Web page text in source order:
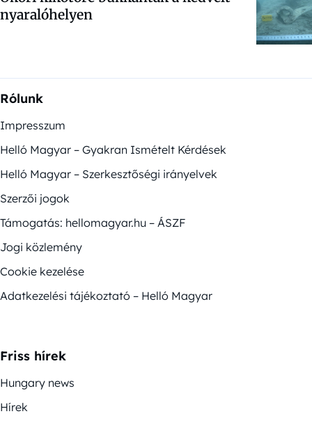
nyaralóhelyen
Rólunk
Impresszum
Helló Magyar – Gyakran Ismételt Kérdések
Helló Magyar – Szerkesztőségi irányelvek
Szerzői jogok
Támogatás: hellomagyar.hu – ÁSZF
Jogi közlemény
Cookie kezelése
Adatkezelési tájékoztató – Helló Magyar
Friss hírek
Hungary news
Hírek